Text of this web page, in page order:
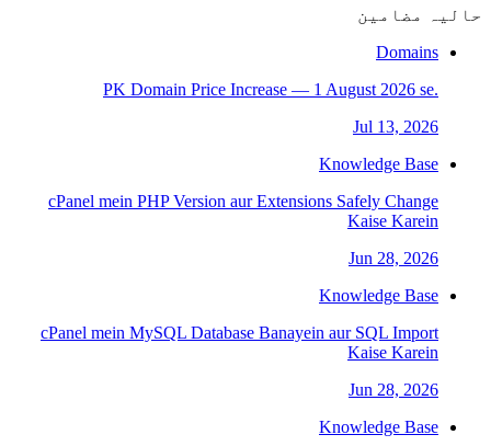
حالیہ مضامین
Domains
.PK Domain Price Increase — 1 August 2026 se
Jul 13, 2026
Knowledge Base
cPanel mein PHP Version aur Extensions Safely Change
Kaise Karein
Jun 28, 2026
Knowledge Base
cPanel mein MySQL Database Banayein aur SQL Import
Kaise Karein
Jun 28, 2026
Knowledge Base